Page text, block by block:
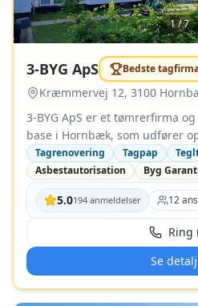
1/7
3-BYG ApS Bedste
Kræmmervej 12, 3100
3-BYG ApS er et tømrerfirma
base i Hornbæk, som udfører
Virksomheden blev grundlagt i
enkeltfaglige tømreropgaver og
Siden etableringen har firmaet
tage og arbejder med flere
tagpap, skifer og ståltag. Ved
virksomheden planlægning og
nødvendige
samlet kontakt. Udmærkelser: * Vinder af Årets Total
Entreprenør 2025 * Vinder af
Tagrenovering Tagpap
Asbestautorisation
Byg
5.0194 anmeldelser 12
Ring
Se